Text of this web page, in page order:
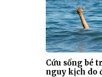
Cứu sống bé
nguy kịch do